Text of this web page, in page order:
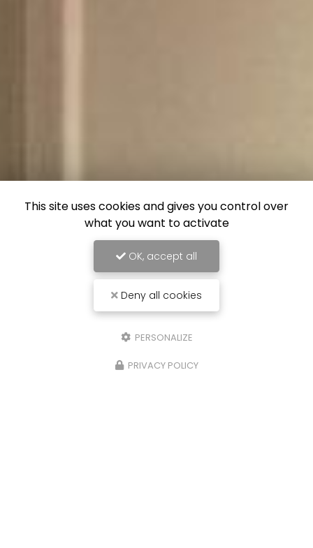
This site uses cookies and gives you control over
what you want to activate
OK, accept all
Deny all cookies
PERSONALIZE
PRIVACY POLICY